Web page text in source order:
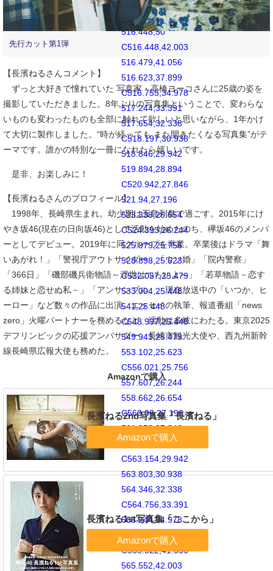
516.448,57.996
516.448,50
C516.448,42.003
516.479,41.056
516.623,37.899
C516.755,34.978
517.244,33.391
517.654,32.338
C518.197,30.938
518.846,29.942
519.894,28.894
C520.942,27.846
521.94,27.196
523.338,26.654
C524.393,26.244
525.979,25.756
528.898,25.623
C532.057,25.479
533.004,25.448
541,25.448
C548.997,25.448
549.943,25.479
553.102,25.623
C556.021,25.756
557.607,26.244
558.662,26.654
C560.06,27.196
561.058,27.846
562.106,28.894
C563.154,29.942
563.803,30.938
564.346,32.338
C564.756,33.391
565.244,34.978
565.378,37.899
C565.522,41.056
565.552,42.003
先行カット第1弾
【長濱ねるさんコメント】
ずっと大好きで憧れていた 写真家・高橋ヨーコさんに25歳の姿を
撮影していただきました。8年ぶりの写真集ということで、変わらな
いものも変わったものも全部に触れて欲しいと思いながら、1年かけ
て大切に製作しました。“時が経っても また開きたくなる写真集”がテ
ーマです。誰かの特別な一冊になれたら嬉しいです。
是非、お楽しみに！
【長濱ねるさんのプロフィール】
1998年、長崎県生まれ。幼少期は五島列島で過ごす。2015年にけ
やき坂46(現在の日向坂46)として活動を始めたのち、欅坂46のメンバ
ーとしてデビュー。2019年に同グループを卒業。卒業後はドラマ「舞
いあがれ！」「警視庁アウトサイダー」「ウソ婚」「院内警察」
「366日」「磯部磯兵衛物語～浮世はつらいよ～」「若草物語－恋す
る姉妹と恋せぬ私－」「アンサンブル」、現在放送中の「いつか、ヒ
ーロー」など数々の作品に出演。エッセイの執筆、報道番組「news
zero」火曜パートナーを務めるなど、活動は多岐にわたる。東京2025
デフリンピックの応援アンバサダー、長崎市観光大使や、西九州新幹
線長崎県広報大使も務めた。
Amazonで購入
長濱ねる2nd写真集「長濱ねる」
長濱ねる1st写真集「ここから」